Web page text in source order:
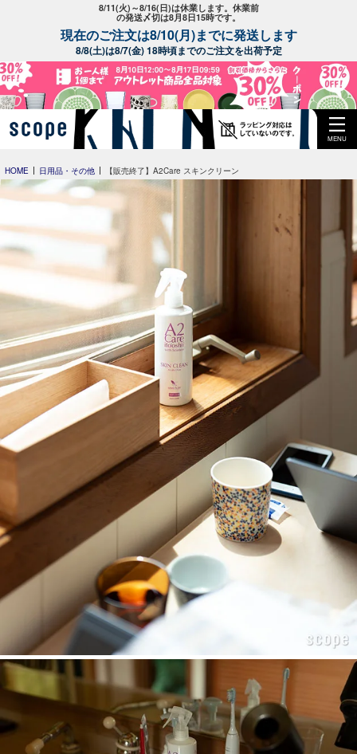
8/11(火)～8/16(日)は休業します。休業前
の発送〆切は8月8日15時です。
現在のご注文は8/10(月)までに発送します
8/8(土)は8/7(金) 18時頃までのご注文を出荷予定
MENU
HOME 日用品・その他 【販売終了】A2Care スキンクリーン